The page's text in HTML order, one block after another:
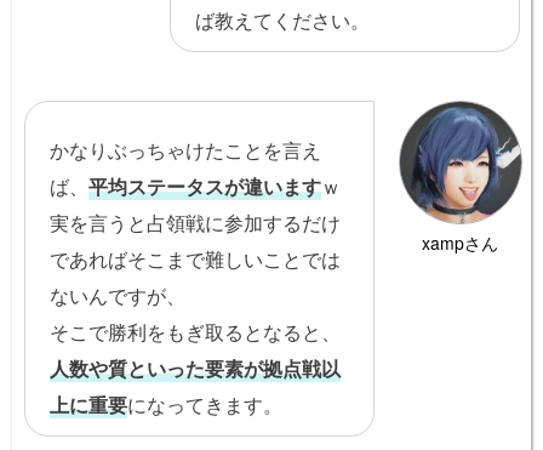
ば教えてください。
xampさん
かなりぶっちゃけたことを言え
ば、 平均ステータスが違いますｗ
実を言うと占領戦に参加するだけ
であればそこまで難しいことでは
ないんですが、
そこで勝利をもぎ取るとなると、
人数や質といった要素が拠点戦以
上に重要になってきます。